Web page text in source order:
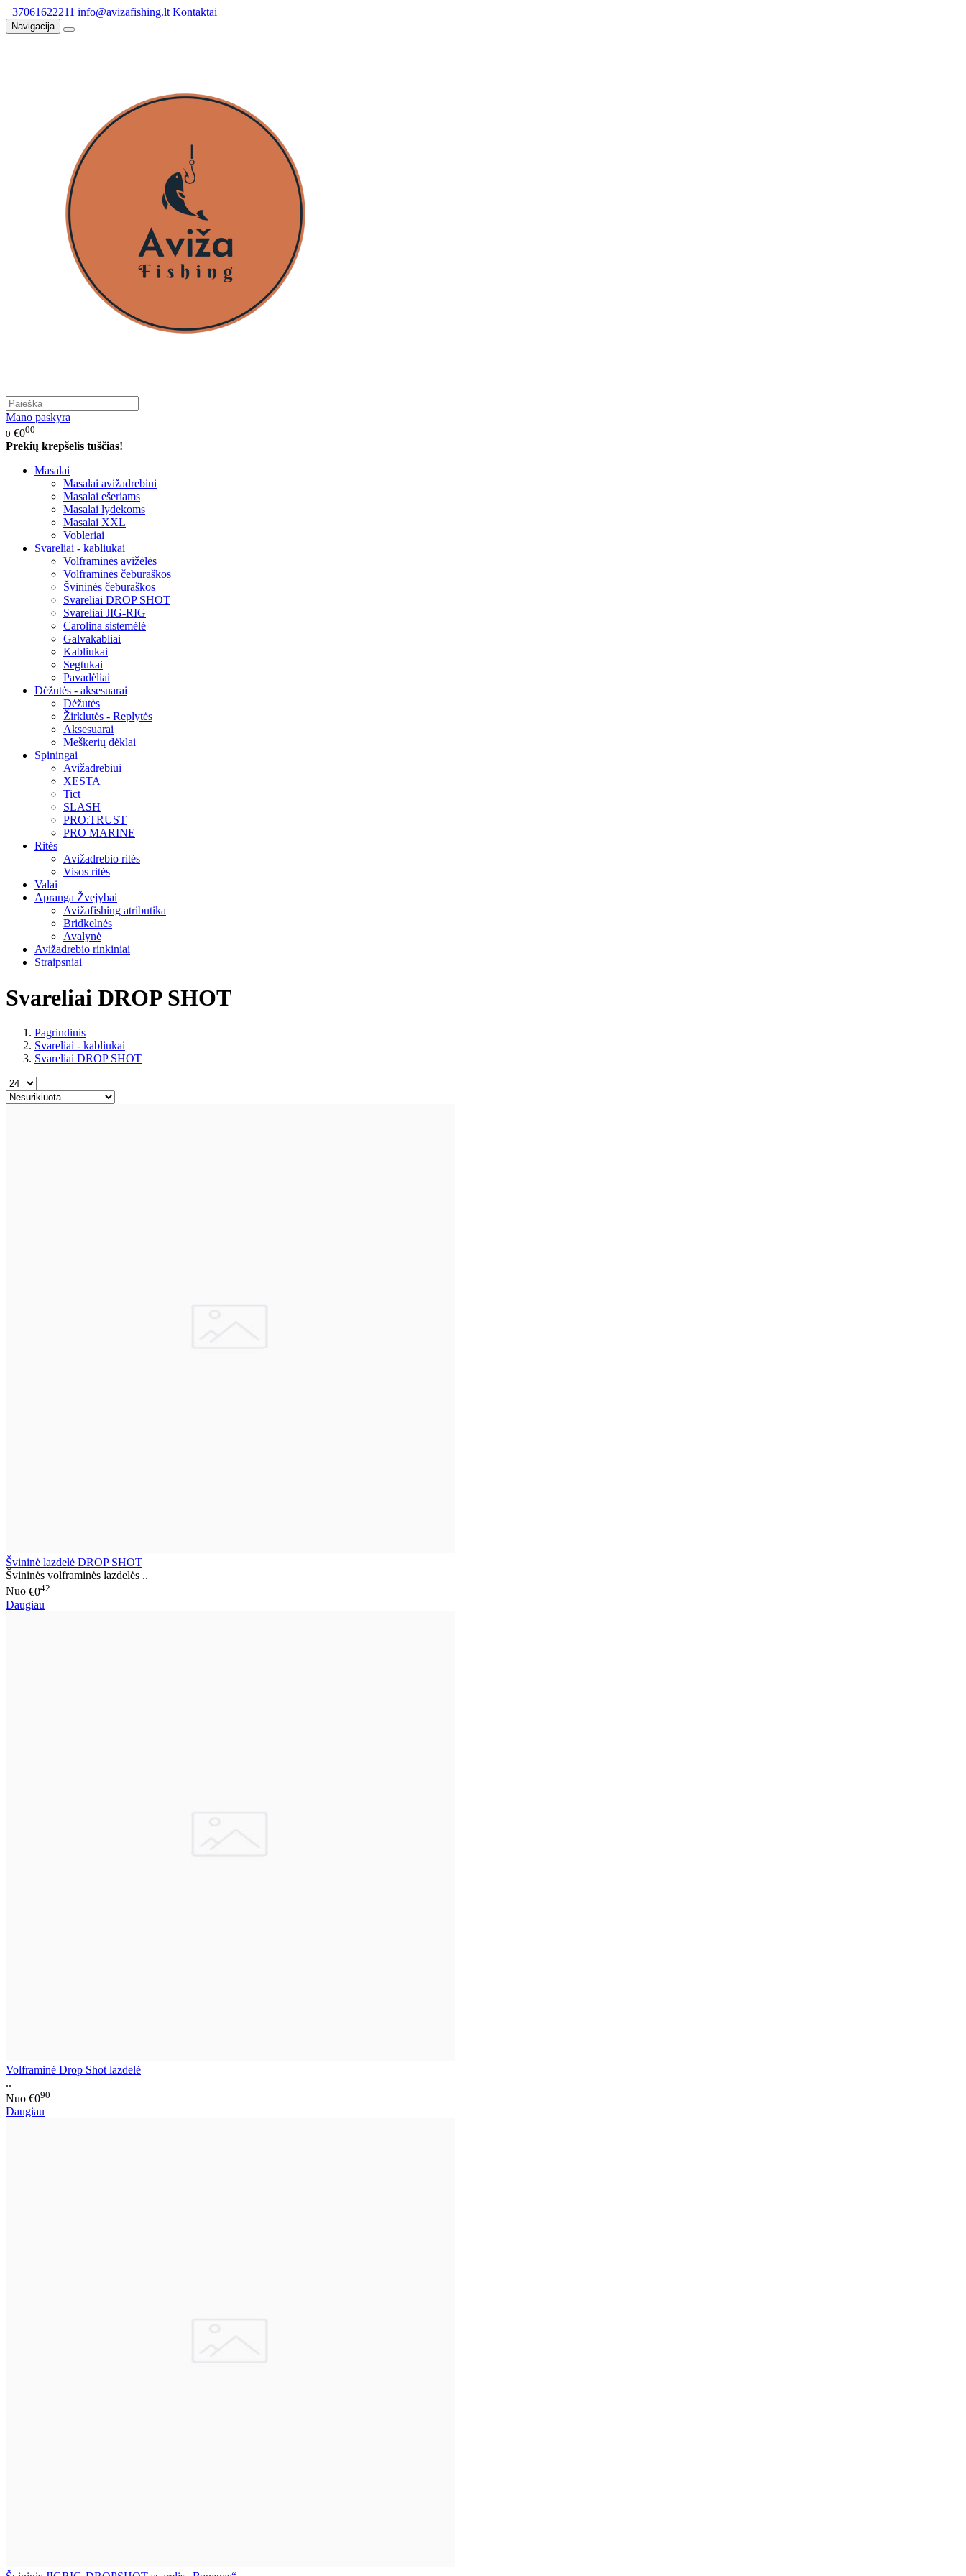
+37061622211 info@avizafishing.lt Kontaktai
Navigacija
Mano paskyra
0 €000
Prekių krepšelis tuščias!
Masalai
Masalai avižadrebiui
Masalai ešeriams
Masalai lydekoms
Masalai XXL
Vobleriai
Svareliai - kabliukai
Volframinės avižėlės
Volframinės čeburaškos
Švininės čeburaškos
Svareliai DROP SHOT
Svareliai JIG-RIG
Carolina sistemėlė
Galvakabliai
Kabliukai
Segtukai
Pavadėliai
Dėžutės - aksesuarai
Dėžutės
Žirklutės - Replytės
Aksesuarai
Meškerių dėklai
Spiningai
Avižadrebiui
XESTA
Tict
SLASH
PRO:TRUST
PRO MARINE
Ritės
Avižadrebio ritės
Visos ritės
Valai
Apranga Žvejybai
Avižafishing atributika
Bridkelnės
Avalynė
Avižadrebio rinkiniai
Straipsniai
Svareliai DROP SHOT
Pagrindinis
Svareliai - kabliukai
Svareliai DROP SHOT
Švininė lazdelė DROP SHOT
Švininės volframinės lazdelės ..
Nuo €042
Daugiau
Volframinė Drop Shot lazdelė
..
Nuo €090
Daugiau